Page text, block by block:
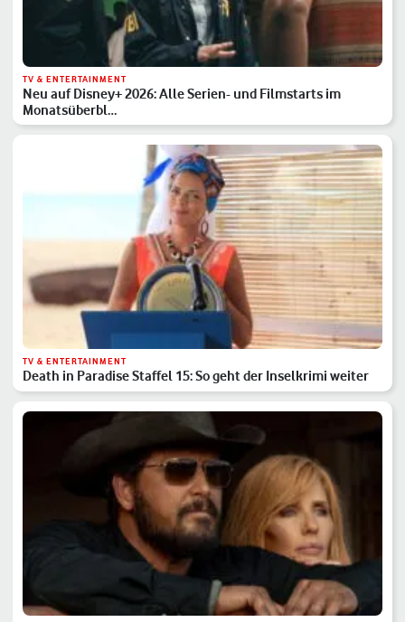
TV & ENTERTAINMENT
Neu auf Disney+ 2026: Alle Serien- und Filmstarts im
Monatsüberbl…
TV & ENTERTAINMENT
Death in Paradise Staffel 15: So geht der Inselkrimi weiter